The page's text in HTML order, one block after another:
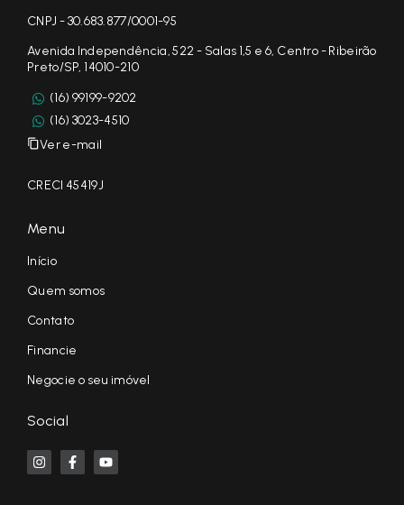
CNPJ - 30.683.877/0001-95
Avenida Independência, 522 - Salas 1,5 e 6, Centro - Ribeirão
Preto/SP, 14010-210
(16) 99199-9202
(16) 3023-4510
Ver e-mail
CRECI 45419J
Menu
Início
Quem somos
Contato
Financie
Negocie o seu imóvel
Social